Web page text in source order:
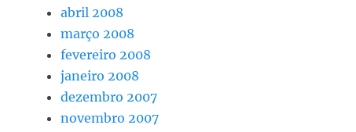
abril 2008
março 2008
fevereiro 2008
janeiro 2008
dezembro 2007
novembro 2007